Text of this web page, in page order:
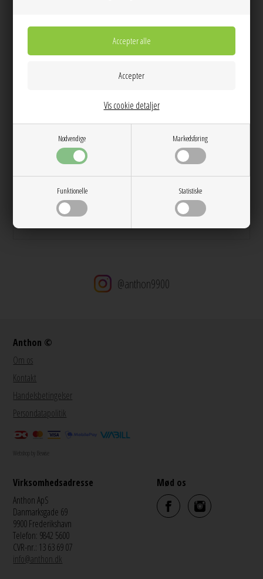
Nødvendige Markedsføring
Funktionelle Statistiske
Vis cookie detaljer
Levering
Pasform:Løs Pasform
Stor kundetilfredshed
Gratis ombytning
Gratis fragt v. køb over 600 DKK
@anthon9900
Anthon ©
Om os
Kontakt
Handelsbetingelser
Persondatapolitik
Webshop by Bewise
Virksomhedsadresse
Anthon ApS
Danmarksgade 69
9900 Frederikshavn
Telefon: 9842 5600
CVR-nr.: 13 63 69 07
info@anthon.dk
Mød os